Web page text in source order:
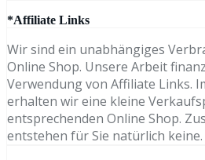
*Affiliate Links
Wir sind ein unabhängiges
Online Shop. Unsere Arbeit
Verwendung von Affiliate Links.
erhalten wir eine kleine
entsprechenden Online Shop.
entstehen für Sie natürlich keine.